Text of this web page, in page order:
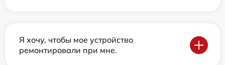
Я хочу, чтобы мое устройство
ремонтировали при мне.